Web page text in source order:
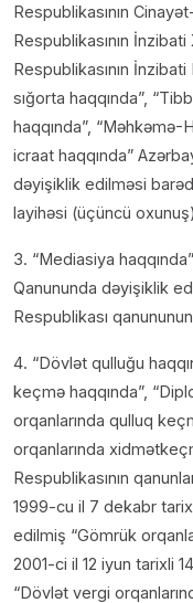
Respublikasının
Respublikasının
Respublikasının
sığorta haqqında”,
haqqında”, “Məhkəmə-
icraat haqqında”
dəyişiklik edilməsi
layihəsi (üçüncü
3. “Mediasiya
Qanununda dəyişiklik
Respublikası
4. “Dövlət qulluğu
keçmə haqqında”,
orqanlarında qulluq
orqanlarında
Respublikasının
1999-cu il 7 dekabr
edilmiş “Gömrük
2001-ci il 12 iyun tarixli
“Dövlət vergi